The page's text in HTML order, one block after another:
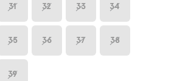
31 32 33 34
35 36 37 38
39